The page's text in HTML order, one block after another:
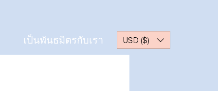
เป็นพันธมิตรกับเรา USD ($)